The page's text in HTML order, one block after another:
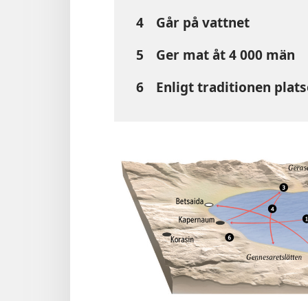
4
Går på vattnet
5
Ger mat åt 4 000 män
6
Enligt traditionen